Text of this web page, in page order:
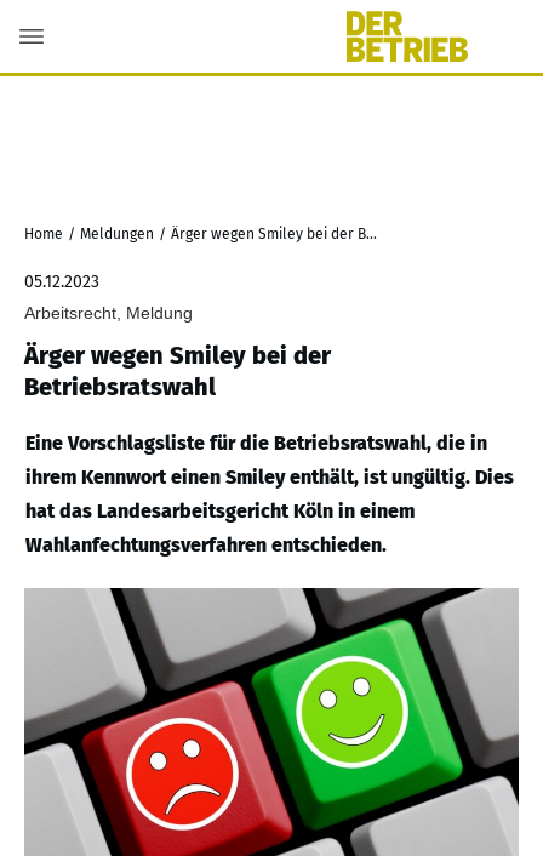
Home / Meldungen / Ärger wegen Smiley bei der Betriebsratswahl
05.12.2023
Arbeitsrecht, Meldung
Ärger wegen Smiley bei der
Betriebsratswahl
Eine Vorschlagsliste für die Betriebsratswahl, die in
ihrem Kennwort einen Smiley enthält, ist ungültig. Dies
hat das Landesarbeitsgericht Köln in einem
Wahlanfechtungsverfahren entschieden.